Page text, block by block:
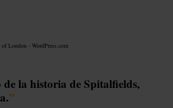
of London - WordPress.com
la historia de Spitalfields,
”